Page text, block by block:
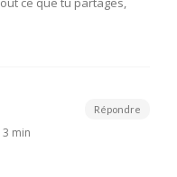
min
Répondre